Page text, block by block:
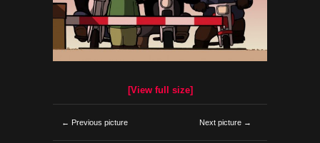
[View full size]
← Previous picture Next picture →